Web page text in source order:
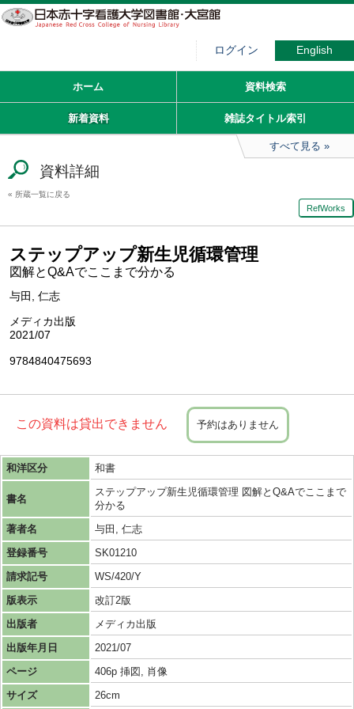
ログイン English
ホーム 資料検索
新着資料 雑誌タイトル索引
すべて見る
資料詳細
所蔵一覧に戻る
RefWorks
ステップアップ新生児循環管理
図解とQ&Aでここまで分かる
与田, 仁志
メディカ出版
2021/07
9784840475693
この資料は貸出できません 予約はありません
和洋区分 和書
書名
ステップアップ新生児循環管理 図解とQ&Aでここまで
分かる
著者名
与田, 仁志
登録番号
SK01210
請求記号
WS/420/Y
版表示
改訂2版
出版者
メディカ出版
出版年月日
2021/07
ページ
406p 挿図, 肖像
サイズ
26cm